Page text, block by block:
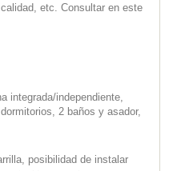
etc. Consultar en este
integrada/independiente,
2 baños y asador,
posibilidad de instalar